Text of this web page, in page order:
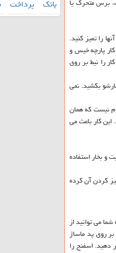
را تمیز کنید.
پارچه خیس و
را نیط بر روی
بکشید. نمی
نیست که همان
کار باعث می
بخار استفاده
کردن آن کرده
می توانید از
روی پد ماساژ
دهید. اسفنج را
بانك پرداخت